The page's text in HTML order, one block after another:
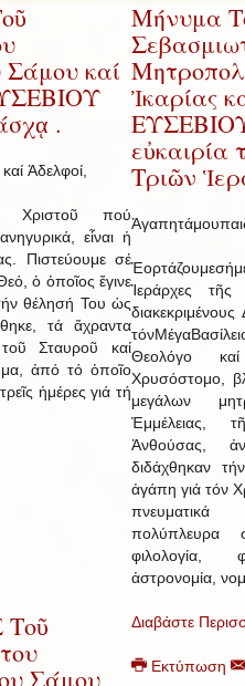
καί
.
Ἀδελφοί,
πού
εἶναι ἡ
Πιστεύουμε σέ
ὁ ὁποῖος ἔγινε
θέλησή Του ὡς
τά ἄχραντα
Σταυροῦ καί
ἀπό τό ὁποῖο
ἡμέρες γιά τή
Σάμου
Μήνυμα
Ἰκαρίας
εὐκαιρία
Τριῶν
Ἱεράρχες
Θεολόγο
Χρυσόστομο,
μεγάλων
Ἐμμέλειας,
Ἀνθούσας,
διδάχθηκαν
ἀγάπη γιά τόν
πολύπλευρα
φιλολογία,
ἀστρονομία,
Διαβάστε
Εκτύπωση